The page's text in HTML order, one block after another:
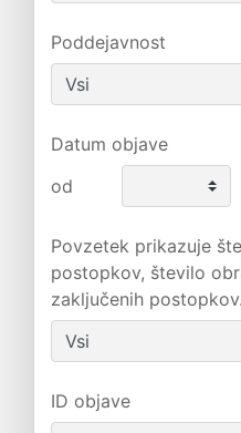
Poddejavnost
Datum objave
od
Povzetek prikazuje
postopkov, število
zaključenih postopkov.
ID objave